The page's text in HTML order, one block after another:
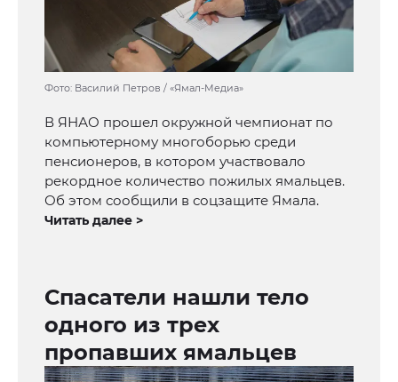
Фото: Василий Петров / «Ямал-Медиа»
В ЯНАО прошел окружной чемпионат по
компьютерному многоборью среди
пенсионеров, в котором участвовало
рекордное количество пожилых ямальцев.
Об этом сообщили в соцзащите Ямала.
Читать далее >
Спасатели нашли тело
одного из трех
пропавших ямальцев